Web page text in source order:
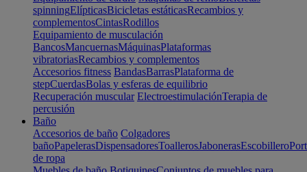
spinningElípticasBicicletas estáticasRecambios y
complementosCintasRodillos
Equipamiento de musculación
BancosMancuernasMáquinasPlataformas
vibratoriasRecambios y complementos
Accesorios fitness BandasBarrasPlataforma de
stepCuerdasBolas y esferas de equilibrio
Recuperación muscular ElectroestimulaciónTerapia de
percusión
Baño
Accesorios de baño Colgadores
bañoPapelerasDispensadoresToallerosJabonerasEscobillero
de ropa